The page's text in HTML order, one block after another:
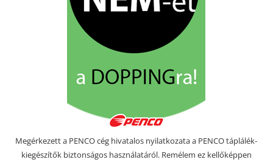
Megérkezett a PENCO cég hivatalos nyilatkozata a PENCO táplálék-
kiegészítők biztonságos használatáról. Remélem ez kellőképpen